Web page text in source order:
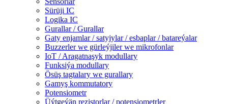
Sürüji IC
Logika IC
Gurallar / Gurallar
Gaty enjamlar / satyjylar / esbaplar / batareýalar
Buzzerler we gürleýjiler we mikrofonlar
IoT / Aragatnaşyk modullary
Funksiýa modullary
Ösüş tagtalary we gurallary
Gamyş kommutatory
Potensiometr
Üýtgeýän rezistorlar / potensiometrler